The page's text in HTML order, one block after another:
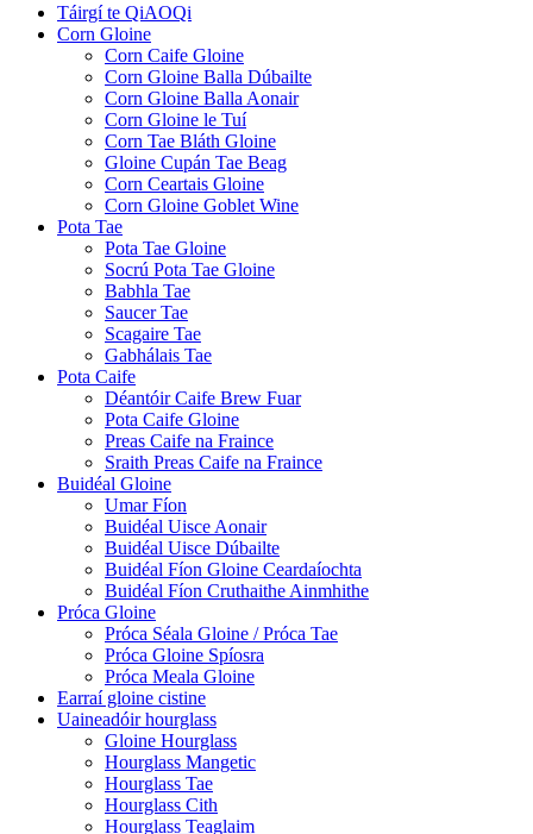
Táirgí te QiAOQi
Corn Gloine
Corn Caife Gloine
Corn Gloine Balla Dúbailte
Corn Gloine Balla Aonair
Corn Gloine le Tuí
Corn Tae Bláth Gloine
Gloine Cupán Tae Beag
Corn Ceartais Gloine
Corn Gloine Goblet Wine
Pota Tae
Pota Tae Gloine
Socrú Pota Tae Gloine
Babhla Tae
Saucer Tae
Scagaire Tae
Gabhálais Tae
Pota Caife
Déantóir Caife Brew Fuar
Pota Caife Gloine
Preas Caife na Fraince
Sraith Preas Caife na Fraince
Buidéal Gloine
Umar Fíon
Buidéal Uisce Aonair
Buidéal Uisce Dúbailte
Buidéal Fíon Gloine Ceardaíochta
Buidéal Fíon Cruthaithe Ainmhithe
Próca Gloine
Próca Séala Gloine / Próca Tae
Próca Gloine Spíosra
Próca Meala Gloine
Earraí gloine cistine
Uaineadóir hourglass
Gloine Hourglass
Hourglass Mangetic
Hourglass Tae
Hourglass Cith
Hourglass Teaglaim